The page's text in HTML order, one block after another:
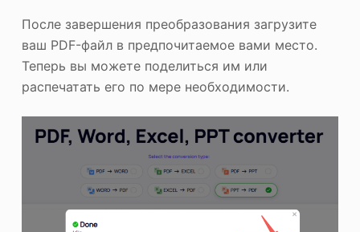
После завершения преобразования загрузите
ваш PDF-файл в предпочитаемое вами место.
Теперь вы можете поделиться им или
распечатать его по мере необходимости.